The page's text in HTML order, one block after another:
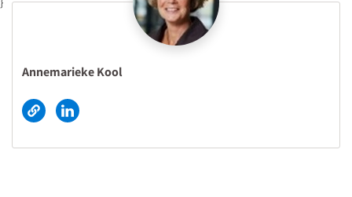
Annemarieke Kool